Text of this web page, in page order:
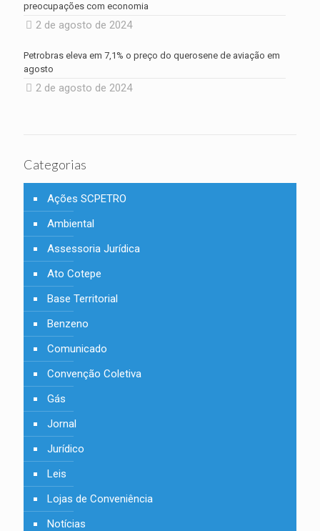
preocupações com economia
2 de agosto de 2024
Petrobras eleva em 7,1% o preço do querosene de aviação em
agosto
2 de agosto de 2024
Categorias
Ações SCPETRO
Ambiental
Assessoria Jurídica
Ato Cotepe
Base Territorial
Benzeno
Comunicado
Convenção Coletiva
Gás
Jornal
Jurídico
Leis
Lojas de Conveniência
Notícias